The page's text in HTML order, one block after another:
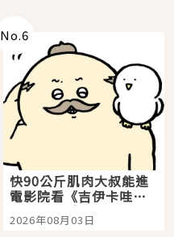
No.6
快90公斤肌肉大叔能進
電影院看《吉伊卡哇》
嗎？日本重金屬樂團
「打首」會長與nagano
2026年08月03日